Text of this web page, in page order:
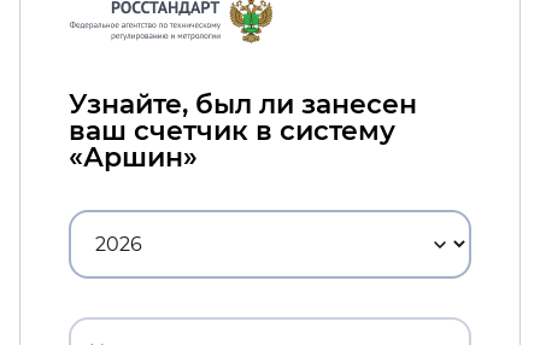
Узнайте, был ли занесен
ваш счетчик в систему
«Аршин»